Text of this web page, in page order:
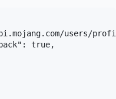
users/
true,